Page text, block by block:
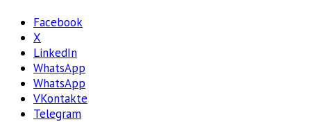
Facebook
X
LinkedIn
WhatsApp
WhatsApp
VKontakte
Telegram